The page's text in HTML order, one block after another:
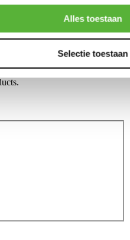
Alles toestaan
Selectie toestaan
collections in our own product
grade in a slightly higher
line. Often noticable in the final
products are ''bad quality''
for those who don't need